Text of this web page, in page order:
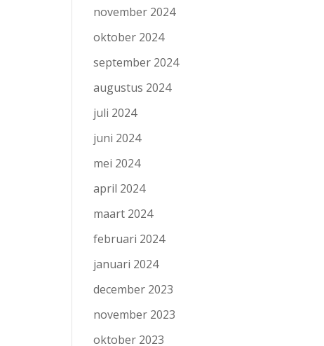
november 2024
oktober 2024
september 2024
augustus 2024
juli 2024
juni 2024
mei 2024
april 2024
maart 2024
februari 2024
januari 2024
december 2023
november 2023
oktober 2023